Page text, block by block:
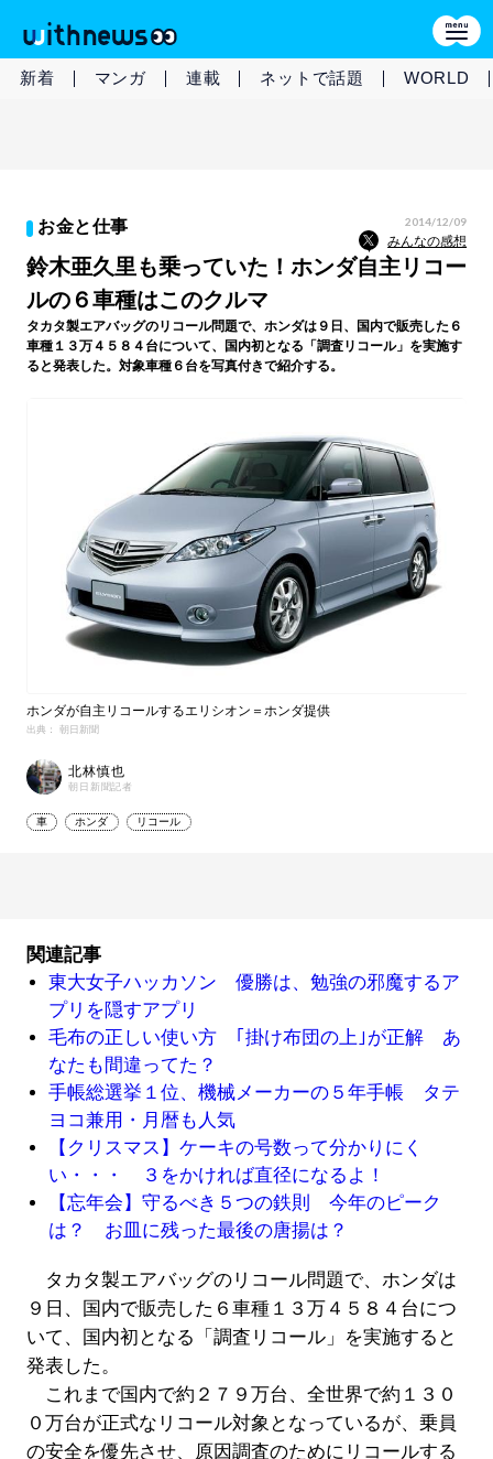
新着 マンガ 連載 ネットで話題 WORLD
お金と仕事 2014/12/09
みんなの感想
鈴木亜久里も乗っていた！ホンダ自主リコー
ルの６車種はこのクルマ
タカタ製エアバッグのリコール問題で、ホンダは９日、国内で販売した６
車種１３万４５８４台について、国内初となる「調査リコール」を実施す
ると発表した。対象車種６台を写真付きで紹介する。
ホンダが自主リコールするエリシオン＝ホンダ提供
出典： 朝日新聞
北林慎也
朝日新聞記者
車 ホンダ リコール
関連記事
東大女子ハッカソン 優勝は、勉強の邪魔するア
プリを隠すアプリ
毛布の正しい使い方 ｢掛け布団の上｣が正解 あ
なたも間違ってた？
手帳総選挙１位、機械メーカーの５年手帳 タテ
ヨコ兼用・月暦も人気
【クリスマス】ケーキの号数って分かりにく
い・・・ ３をかければ直径になるよ！
【忘年会】守るべき５つの鉄則 今年のピーク
は？ お皿に残った最後の唐揚は？
タカタ製エアバッグのリコール問題で、ホンダは
９日、国内で販売した６車種１３万４５８４台につ
いて、国内初となる「調査リコール」を実施すると
発表した。
これまで国内で約２７９万台、全世界で約１３０
０万台が正式なリコール対象となっているが、乗員
の安全を優先させ、原因調査のためにリコールする